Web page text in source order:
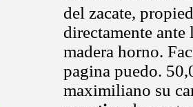
del zacate,
directamente
madera horno.
pagina puedo.
maximiliano su